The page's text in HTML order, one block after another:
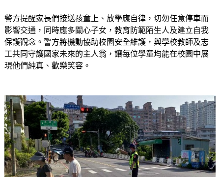
警方提醒家長們接送孩童上、放學應自律，切勿任意停車而
影響交通，同時應多關心子女，教育防範陌生人及建立自我
保護觀念。警方將機動協助校園安全維護，與學校教師及志
工共同守護國家未來的主人翁，讓每位學童均能在校園中展
現他們純真、歡樂笑容。